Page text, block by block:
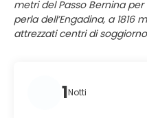
metri del Passo Bernina
perla dell’Engadina, a 1816
attrezzati centri di
1Notti